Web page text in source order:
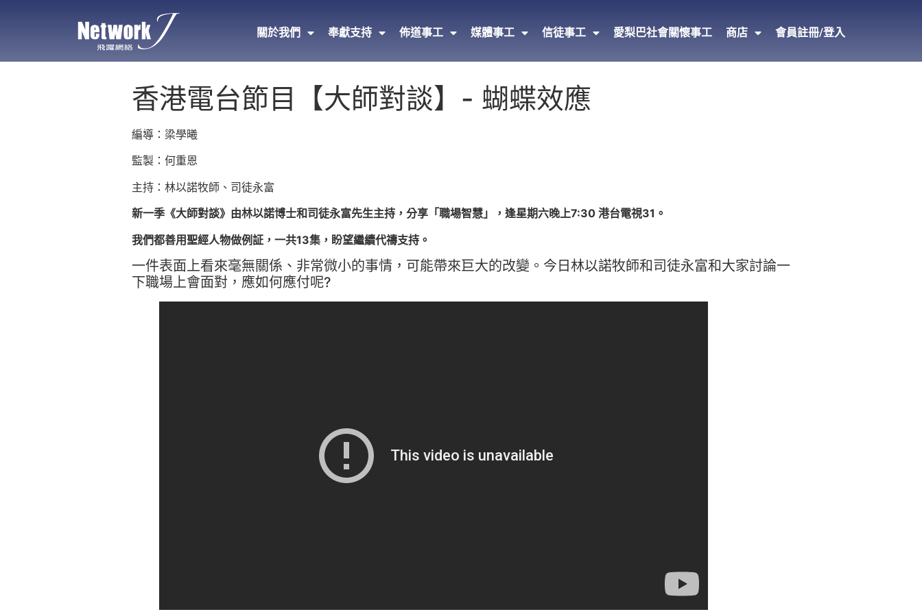
關於我們 奉獻支持 佈道事工 媒體事工 信徒事工 愛梨巴社會關懷事工 商店 會員註冊/登入
香港電台節目【大師對談】- 蝴蝶效應
編導：梁學曦
監製：何重恩
主持：林以諾牧師、司徒永富
新一季《大師對談》由林以諾博士和司徒永富先生主持，分享「職場智慧」，逢星期六晚上7:30 港台電視31。
我們都善用聖經人物做例証，一共13集，盼望繼續代禱支持。
一件表面上看來毫無關係、非常微小的事情，可能帶來巨大的改變。今日林以諾牧師和司徒永富和大家討論一
下職場上會面對，應如何應付呢?